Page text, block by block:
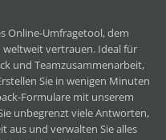
Online-Umfragetool, dem
vertrauen. Ideal für
und Teamzusammenarbeit,
Sie in wenigen Minuten
Formulare mit unserem
unbegrenzt viele Antworten,
aus und verwalten Sie alles